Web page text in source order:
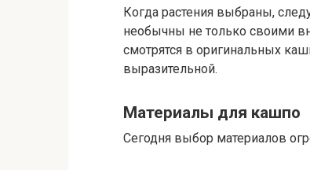
Когда растения выбраны,
необычны не только своими
смотрятся в оригинальных
выразительной.
Материалы для кашпо
Сегодня выбор материалов